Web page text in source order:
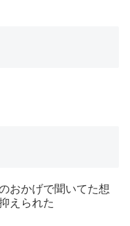
おかげで聞いてた想
えられた